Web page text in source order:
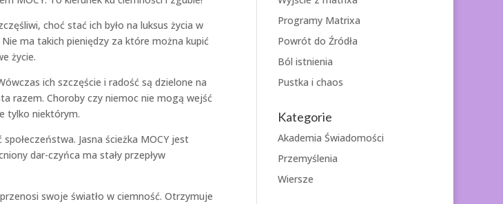
choć stać ich było na luksus życia w
ma takich pieniędzy za które można kupić
życie.
ich szczęście i radość są dzielone na
razem. Choroby czy niemoc nie mogą wejść
tylko niektórym.
Jasna ścieżka MOCY jest
dar-czyńca ma stały przepływ
swoje światło w ciemność. Otrzymuje
Programy Matrixa
Powrót do Źródła
Ból istnienia
Pustka i chaos
Kategorie
Akademia Świadomości
Przemyślenia
Wiersze